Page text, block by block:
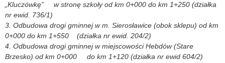
„Kluczówkę”
w stronę szkoły od km 0+000 do km 1+250 (działka
nr ewid. 736/1)
3. Odbudowa drogi gminnej w m. Sierosławice (obok sklepu) od km
0+000 do km 1+550 (działka nr ewid. 204/2)
4. Odbudowa drogi gminnej w miejscowości Hebdów (Stare
Brzesko) od km 0+000 do km 1+120 (działka nr ewid 604/2)